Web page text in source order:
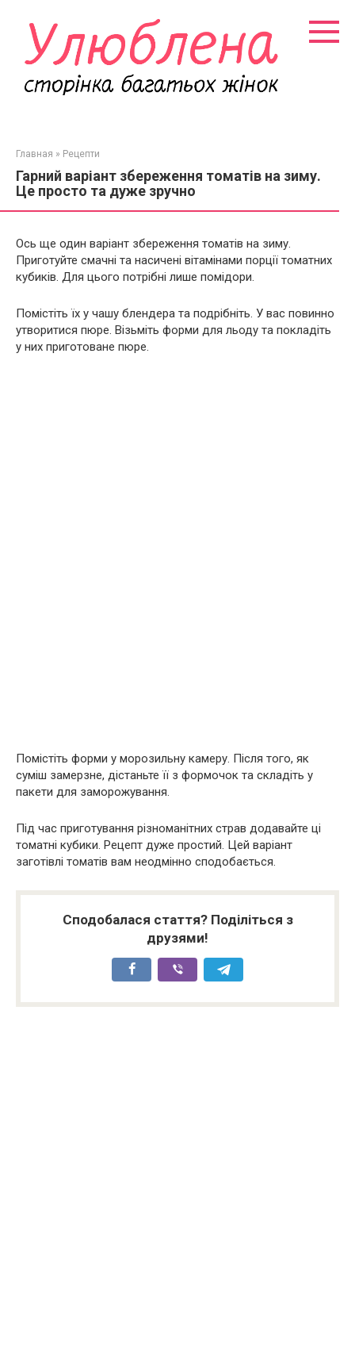
контенту
Главная » Рецепти
Гарний варіант збереження томатів на зиму.
Це просто та дуже зручно
Ось ще один варіант збереження томатів на зиму.
Приготуйте смачні та насичені вітамінами порції томатних
кубиків. Для цього потрібні лише помідори.
Помістіть їх у чашу блендера та подрібніть. У вас повинно
утворитися пюре. Візьміть форми для льоду та покладіть
у них приготоване пюре.
Помістіть форми у морозильну камеру. Після того, як
суміш замерзне, дістаньте її з формочок та складіть у
пакети для заморожування.
Під час приготування різноманітних страв додавайте ці
томатні кубики. Рецепт дуже простий. Цей варіант
заготівлі томатів вам неодмінно сподобається.
Сподобалася стаття? Поділіться з
друзями!